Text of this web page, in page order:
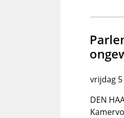
tonen/
vrijdag
DEN